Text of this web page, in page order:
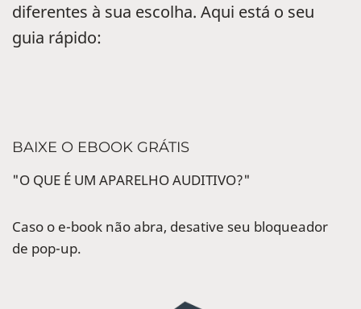
diferentes à sua escolha. Aqui está o seu
guia rápido:
BAIXE O EBOOK GRÁTIS
"O QUE É UM APARELHO AUDITIVO?"
Caso o e-book não abra, desative seu bloqueador
de pop-up.